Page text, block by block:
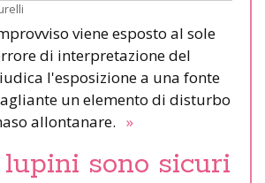
viene esposto al sole
di interpretazione del
l'esposizione a una fonte
un elemento di disturbo
allontanare. »
sono sicuri